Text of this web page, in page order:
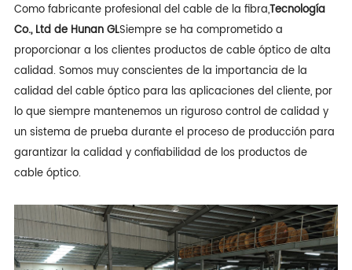
Como fabricante profesional del cable de la fibra,Tecnología
Co., Ltd de Hunan GLSiempre se ha comprometido a
proporcionar a los clientes productos de cable óptico de alta
calidad. Somos muy conscientes de la importancia de la
calidad del cable óptico para las aplicaciones del cliente, por
lo que siempre mantenemos un riguroso control de calidad y
un sistema de prueba durante el proceso de producción para
garantizar la calidad y confiabilidad de los productos de
cable óptico.